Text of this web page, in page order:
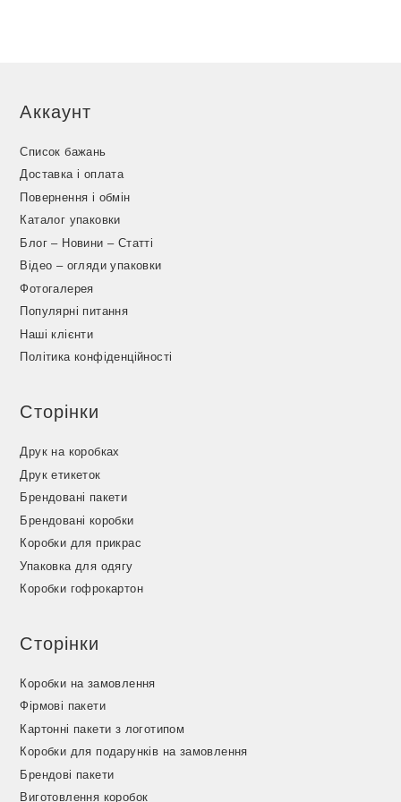
Аккаунт
Список бажань
Доставка і оплата
Повернення і обмін
Каталог упаковки
Блог – Новини – Статті
Відео – огляди упаковки
Фотогалерея
Популярні питання
Наші клієнти
Політика конфіденційності
Сторінки
Друк на коробках
Друк етикеток
Брендовані пакети
Брендовані коробки
Коробки для прикрас
Упаковка для одягу
Коробки гофрокартон
Сторінки
Коробки на замовлення
Фірмові пакети
Картонні пакети з логотипом
Коробки для подарунків на замовлення
Брендові пакети
Виготовлення коробок